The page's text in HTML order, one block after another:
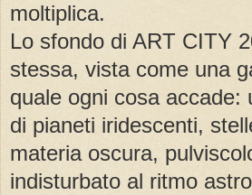
moltiplica.
Lo sfondo di ART CITY
stessa, vista come una
quale ogni cosa accade:
di pianeti iridescenti,
materia oscura,
indisturbato al ritmo